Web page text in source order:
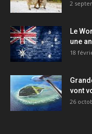
2
Le
une
18
vont
26